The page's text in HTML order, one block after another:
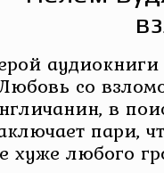
со
в
пари,
хуже любого